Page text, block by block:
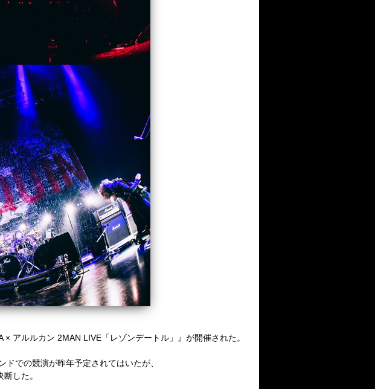
アルルカン 2MAN LIVE「レゾンデートル」』が開催された。
での競演が昨年予定されてはいたが、
した。